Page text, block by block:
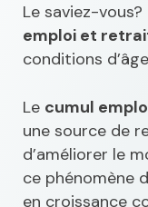
Le saviez-
emploi et
conditions
Le cumul
une source de
d’améliorer le
ce phénomène
en croissance